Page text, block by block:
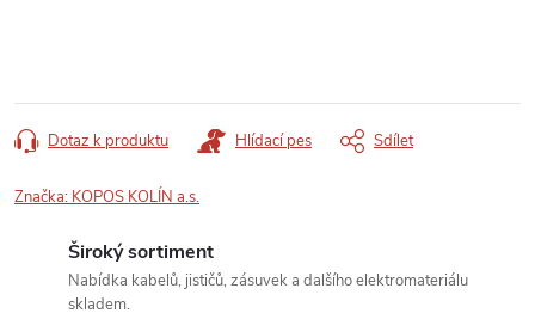
Dotaz k produktu Hlídací pes Sdílet
Značka: KOPOS KOLÍN a.s.
Široký sortiment
Nabídka kabelů, jističů, zásuvek a dalšího elektromateriálu
skladem.